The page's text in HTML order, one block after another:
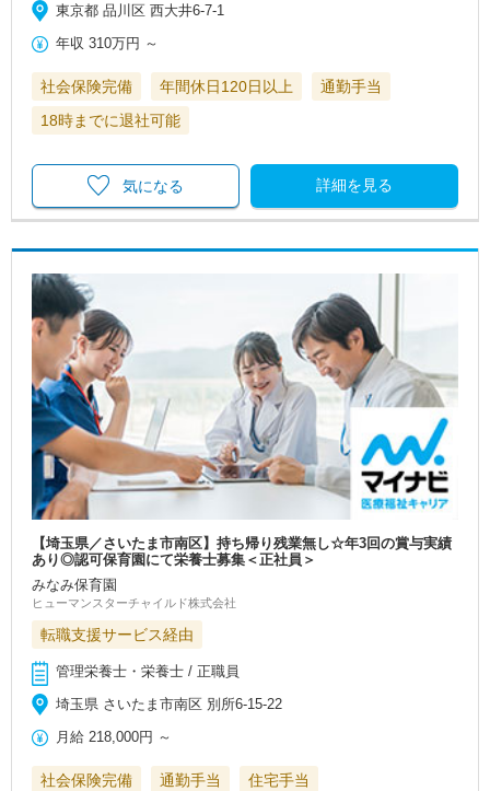
東京都 品川区 西大井6-7-1
年収 310万円 ～
社会保険完備 年間休日120日以上
通勤手当
18時までに退社可能
詳細を見る
気になる
【埼玉県／さいたま市南区】持ち帰り残業無し☆年3回の賞与実績
あり◎認可保育園にて栄養士募集＜正社員＞
みなみ保育園
ヒューマンスターチャイルド株式会社
転職支援サービス経由
管理栄養士・栄養士 / 正職員
埼玉県 さいたま市南区 別所6-15-22
月給 218,000円 ～
社会保険完備 通勤手当
住宅手当